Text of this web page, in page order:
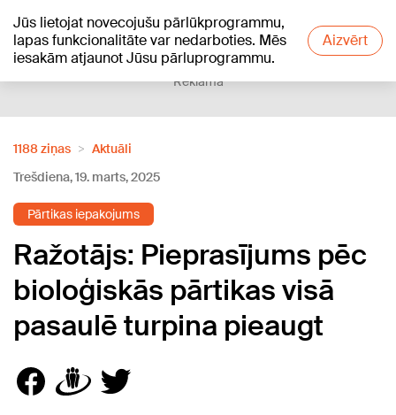
Jūs lietojat novecojušu pārlūkprogrammu,
lapas funkcionalitāte var nedarboties. Mēs
iesakām atjaunot Jūsu pārluprogrammu.
Aizvērt
+15°C
Reklāma
1188 ziņas
Aktuāli
Trešdiena, 19. marts, 2025
Pārtikas iepakojums
Ražotājs: Pieprasījums pēc
bioloģiskās pārtikas visā
pasaulē turpina pieaugt